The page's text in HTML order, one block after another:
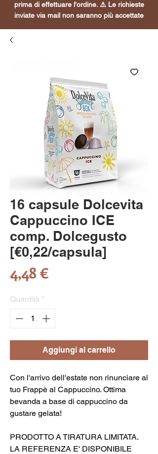
prima di effettuare l'ordine. ⚠️ Le richieste
inviate via mail non saranno più accettate
16 capsule Dolcevita
Cappuccino ICE
comp. Dolcegusto
[€0,22/capsula]
4,48 €
Quantità *
Aggiungi al carrello
Con l'arrivo dell'estate non rinunciare al
tuo Frappè al Cappuccino. Ottima
bevanda a base di cappuccino da
gustare gelata!
PRODOTTO A TIRATURA LIMITATA.
LA REFERENZA E' DISPONIBILE